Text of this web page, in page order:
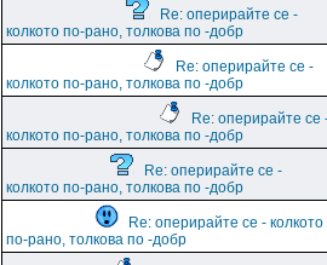
Re: оперирайте се -
колкото по-рано, толкова по -добр
Re: оперирайте се -
колкото по-рано, толкова по -добр
Re: оперирайте се
колкото по-рано, толкова по -добр
Re: оперирайте се -
колкото по-рано, толкова по -добр
Re: оперирайте се - колкото
по-рано, толкова по -добр